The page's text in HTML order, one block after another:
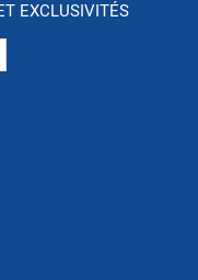
EXCLUSIVITÉS